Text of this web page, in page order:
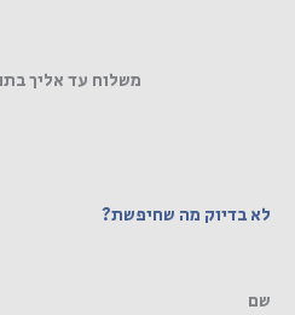
משלוח עד אליך
לא בדיוק מה שחיפשת?
שם